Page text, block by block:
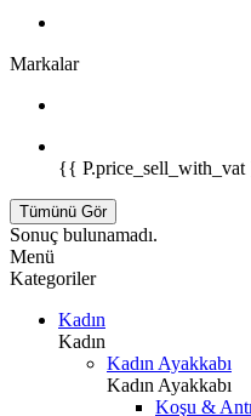
Markalar
{{
Tümünü Gör
Sonuç bulunamadı.
Menü
Kategoriler
Kadın
Kadın
Kadın Ayakkabı
Kadın Ayakkabı
Koşu &